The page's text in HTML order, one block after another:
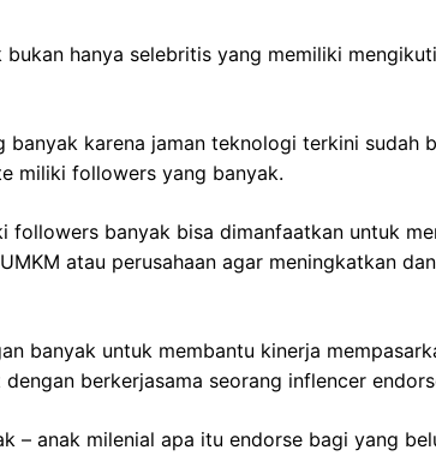
hanya selebritis yang memiliki
karena jaman teknologi terkini sudah
miliki followers yang banyak.
followers banyak bisa dimanfaatkan untuk
atau perusahaan agar meningkatkan
banyak untuk membantu kinerja
berkerjasama seorang inflencer
– anak milenial apa itu endorse bagi yang